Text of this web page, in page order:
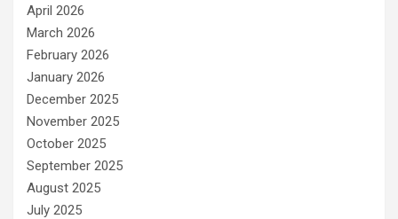
April 2026
March 2026
February 2026
January 2026
December 2025
November 2025
October 2025
September 2025
August 2025
July 2025